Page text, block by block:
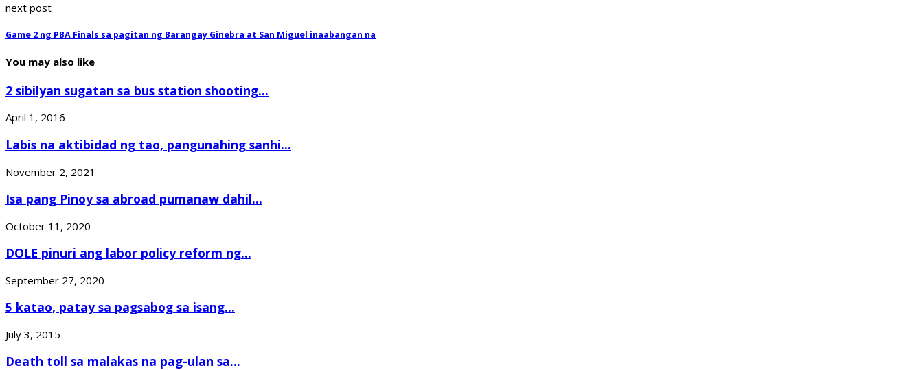
next post
Game 2 ng PBA Finals sa pagitan ng Barangay Ginebra at San Miguel inaabangan na
You may also like
2 sibilyan sugatan sa bus station shooting...
April 1, 2016
Labis na aktibidad ng tao, pangunahing sanhi...
November 2, 2021
Isa pang Pinoy sa abroad pumanaw dahil...
October 11, 2020
DOLE pinuri ang labor policy reform ng...
September 27, 2020
5 katao, patay sa pagsabog sa isang...
July 3, 2015
Death toll sa malakas na pag-ulan sa...